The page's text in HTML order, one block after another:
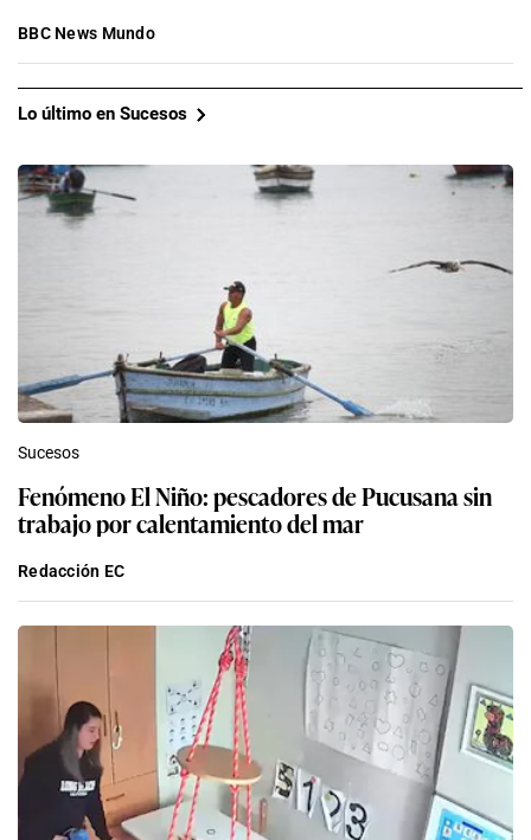
BBC News Mundo
Lo último en Sucesos
Sucesos
Fenómeno El Niño: pescadores de Pucusana sin
trabajo por calentamiento del mar
Redacción EC